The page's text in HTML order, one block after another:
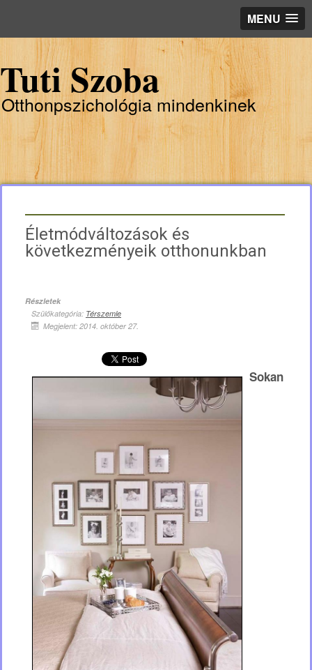
MENU
Tuti Szoba
Otthonpszichológia mindenkinek
Életmódváltozások és
következményeik otthonunkban
Részletek
Szülőkategória: Térszemle
Megjelent: 2014. október 27.
Sokan